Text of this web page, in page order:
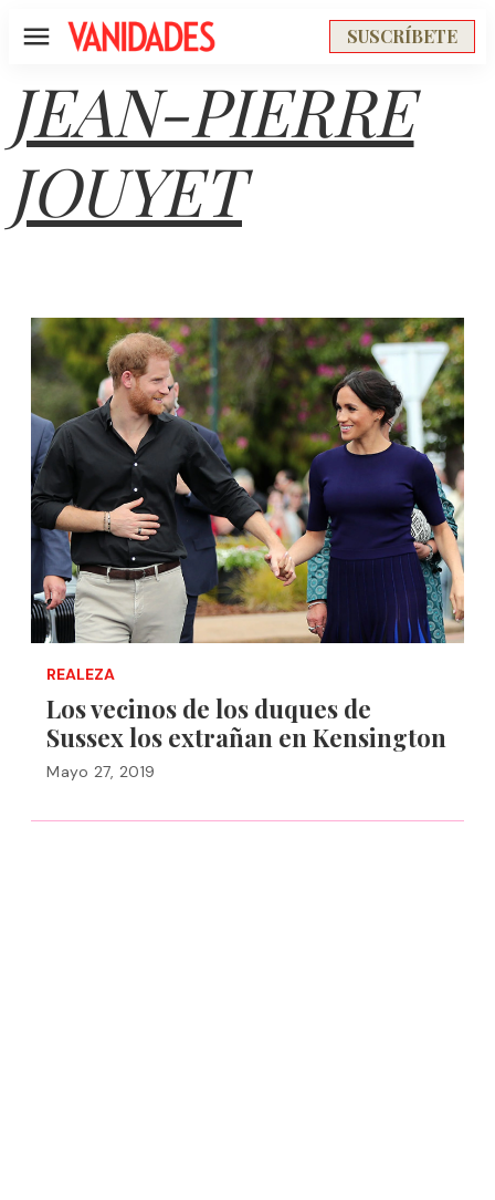
Menú SUSCRÍBETE
JEAN-PIERRE
JOUYET
REALEZA
Los vecinos de los duques de
Sussex los extrañan en Kensington
Mayo 27, 2019